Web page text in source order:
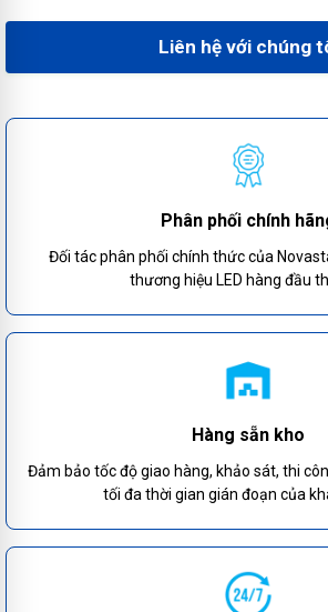
Liên hệ với chúng
Phân phối chính
Đối tác phân phối chính thức của
thương hiệu LED hàng đầu
Hàng sẵn kho
Đảm bảo tốc độ giao hàng, khảo sát, thi
tối đa thời gian gián đoạn của